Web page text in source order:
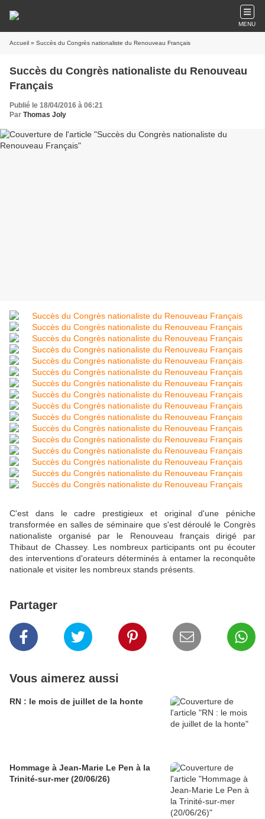
MENU
Accueil » Succès du Congrès nationaliste du Renouveau Français
Succès du Congrès nationaliste du Renouveau
Français
Publié le 18/04/2016 à 06:21
Par Thomas Joly
C'est dans le cadre prestigieux et original d'une péniche
transformée en salles de séminaire que s'est déroulé le Congrès
nationaliste organisé par le Renouveau français dirigé par
Thibaut de Chassey. Les nombreux participants ont pu écouter
des interventions d'orateurs déterminés à entamer la reconquête
nationale et visiter les nombreux stands présents.
Partager
Vous aimerez aussi
RN : le mois de juillet de la honte
Hommage à Jean-Marie Le Pen à la
Trinité-sur-mer (20/06/26)